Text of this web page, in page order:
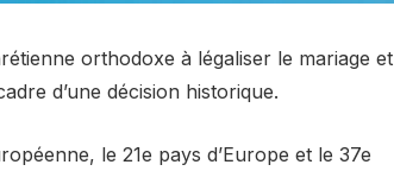
orthodoxe à légaliser le mariage et
d’une décision historique.
le 21e pays d’Europe et le 37e